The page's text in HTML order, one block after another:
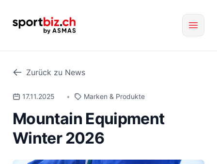
Zurück zu News
17.11.2025 • Marken & Produkte
Mountain Equipment
Winter 2026